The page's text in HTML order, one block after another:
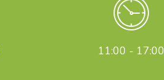
11:00 - 17:00